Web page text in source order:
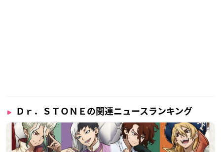
獅子王司（ししおうつかさ）：中村悠一
氷月（ひょうが）：石田彰
ほむら：豊崎愛生
西園寺羽京（さいおんじうきょう）：小野賢章
Ｄｒ．ＳＴＯＮＥの関連ニュースランキング